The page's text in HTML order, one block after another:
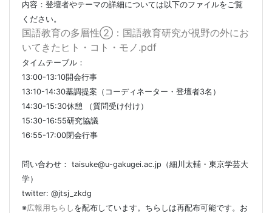
内容：登壇者やテーマの詳細については以下のファイルをご覧
ください。
国語教育の多層性②：国語教育研究が視野の外にお
いてきたヒト・コト・モノ.pdf
タイムテーブル：
13:00-13:10開会行事
13:10-14:30基調提案（コーディネーター・登壇者3名）
14:30-15:30休憩 （質問受け付け）
15:30-16:55研究協議
16:55-17:00閉会行事
問い合わせ： taisuke@u-gakugei.ac.jp（細川太輔・東京学芸大
学）
twitter: @jtsj_zkdg
※広報用ちらし を配布しています。ちらしは再配布可能です。お